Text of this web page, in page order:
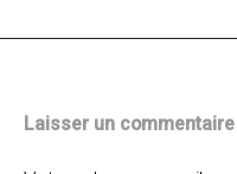
Laisser un commentaire